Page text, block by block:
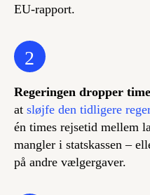
EU-rapport.
2
Regeringen dropper
at sløjfe den tidligere
én times rejsetid mellem
mangler i statskassen –
på andre vælgergaver.